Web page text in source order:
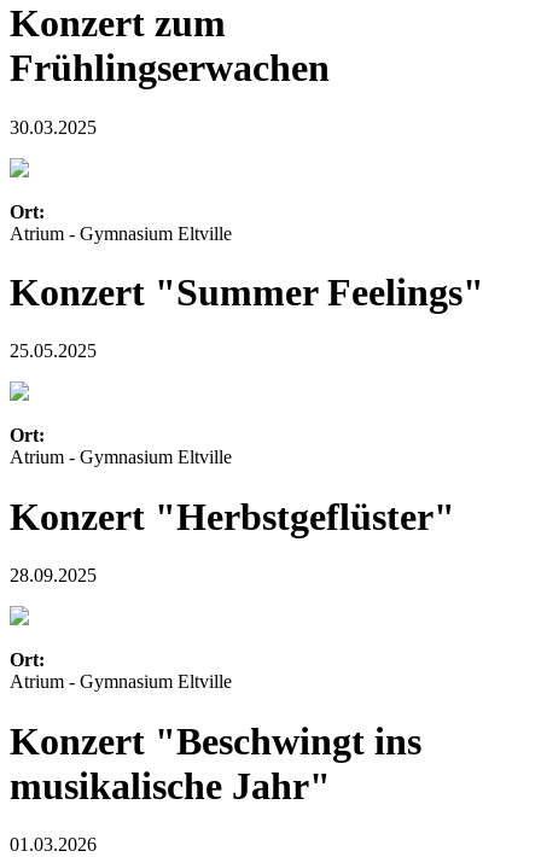
Konzert zum
Frühlingserwachen
30.03.2025
Ort:
Atrium - Gymnasium Eltville
Konzert "Summer Feelings"
25.05.2025
Ort:
Atrium - Gymnasium Eltville
Konzert "Herbstgeflüster"
28.09.2025
Ort:
Atrium - Gymnasium Eltville
Konzert "Beschwingt ins
musikalische Jahr"
01.03.2026